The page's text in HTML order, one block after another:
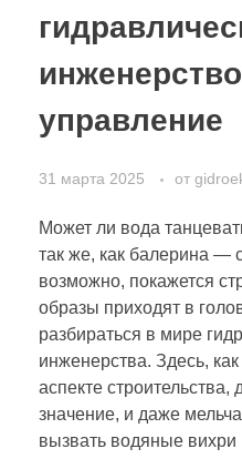
управление
31 марта 2025 от
Может ли вода
так же, как балерина —
возможно, покажется
образы приходят в
разбираться в мире
инженерства. Здесь,
аспекте строительства,
значение, и даже
вызвать водяные вихри